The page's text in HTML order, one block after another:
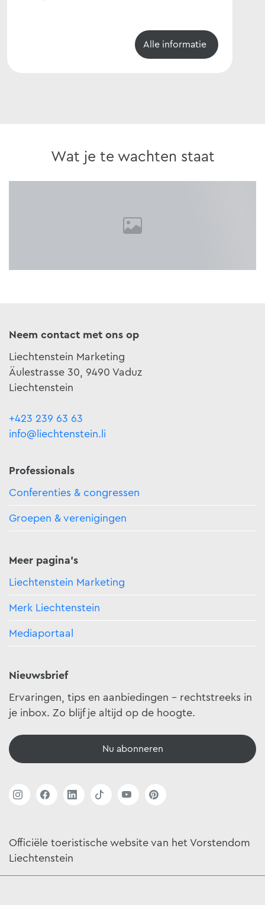
Alle informatie
Wat je te wachten staat
Neem contact met ons op
Liechtenstein Marketing
Äulestrasse 30, 9490 Vaduz
Liechtenstein
+423 239 63 63
info@liechtenstein.li
Professionals
Conferenties & congressen
Groepen & verenigingen
Meer pagina's
Liechtenstein Marketing
Merk Liechtenstein
Mediaportaal
Nieuwsbrief
Ervaringen, tips en aanbiedingen - rechtstreeks in
je inbox. Zo blijf je altijd op de hoogte.
Nu abonneren
Officiële toeristische website van het Vorstendom
Liechtenstein